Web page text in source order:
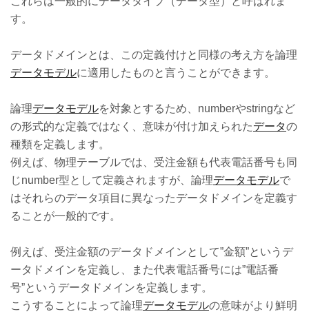
す。
データドメインとは、この定義付けと同様の考え方を論理
データモデルに適用したものと言うことができます。
論理データモデルを対象とするため、numberやstringなど
の形式的な定義ではなく、意味が付け加えられたデータの
種類を定義します。
例えば、物理テーブルでは、受注金額も代表電話番号も同
じnumber型として定義されますが、論理データモデルで
はそれらのデータ項目に異なったデータドメインを定義す
ることが一般的です。
例えば、受注金額のデータドメインとして”金額”というデ
ータドメインを定義し、また代表電話番号には”電話番
号”というデータドメインを定義します。
こうすることによって論理データモデルの意味がより鮮明